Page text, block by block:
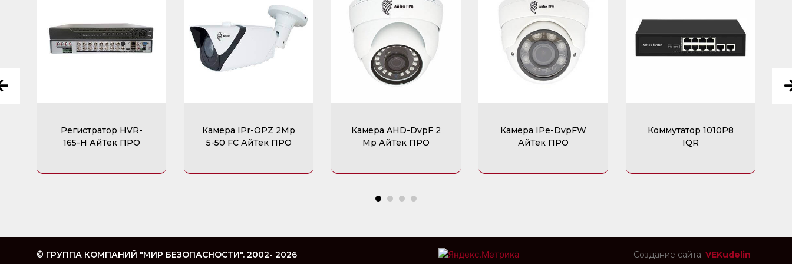
Регистратор HVR-
165-H АйТек ПРО
Камера IPr-OPZ 2Mp
5-50 FC АйТек ПРО
Камера AHD-DvpF 2
Mp АйТек ПРО
Камера IPe-DvpFW
АйТек ПРО
Коммутатор 1010P8
IQR
© ГРУППА КОМПАНИЙ "МИР БЕЗОПАСНОСТИ". 2002- 2026 Создание сайта: VEKudelin